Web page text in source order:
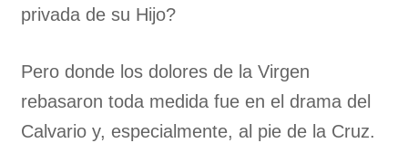
privada de su Hijo?
Pero donde los dolores de la Virgen
rebasaron toda medida fue en el drama del
Calvario y, especialmente, al pie de la Cruz.